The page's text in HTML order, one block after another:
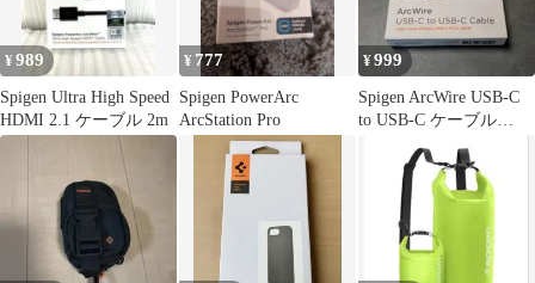
¥989
Spigen Ultra High Speed
HDMI 2.1 ケーブル 2m
¥ 777
Spigen PowerArc
ArcStation Pro
¥999
Spigen ArcWire USB-C
to USB-C ケーブル